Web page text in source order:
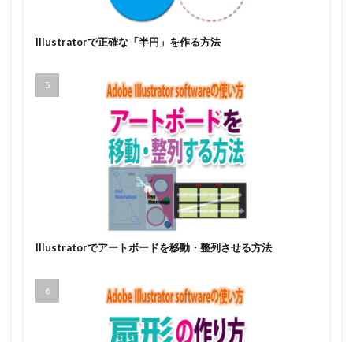
Illustratorで正確な「半円」を作る方法
Illustratorでアートボードを移動・整列させる方法